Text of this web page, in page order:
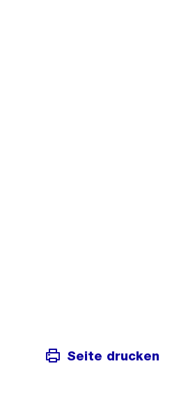
Seite drucken